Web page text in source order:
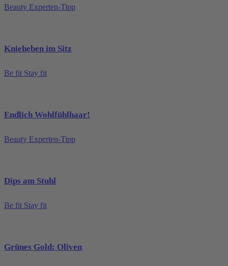
Beauty Experten-Tipp
Knieheben im Sitz
Be fit Stay fit
Endlich Wohlfühlhaar!
Beauty Experten-Tipp
Dips am Stuhl
Be fit Stay fit
Grünes Gold: Oliven